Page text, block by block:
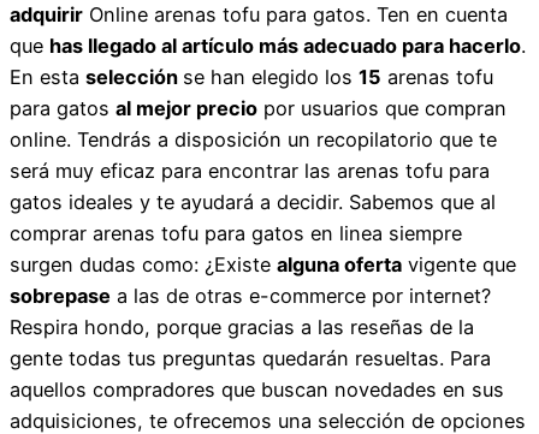
adquirir Online arenas tofu para gatos. Ten en cuenta
que has llegado al artículo más adecuado para hacerlo.
En esta selección se han elegido los 15 arenas tofu
para gatos al mejor precio por usuarios que compran
online. Tendrás a disposición un recopilatorio que te
será muy eficaz para encontrar las arenas tofu para
gatos ideales y te ayudará a decidir. Sabemos que al
comprar arenas tofu para gatos en linea siempre
surgen dudas como: ¿Existe alguna oferta vigente que
sobrepase a las de otras e-commerce por internet?
Respira hondo, porque gracias a las reseñas de la
gente todas tus preguntas quedarán resueltas. Para
aquellos compradores que buscan novedades en sus
adquisiciones, te ofrecemos una selección de opciones